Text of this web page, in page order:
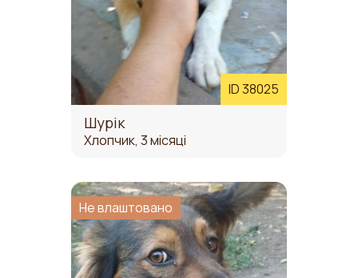
ID 38025
Шурік
Хлопчик, 3 місяці
Не влаштовано